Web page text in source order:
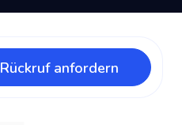
Rückruf anfordern